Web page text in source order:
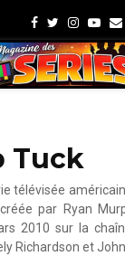
Facebook
Twitter
Tuck
télévisée
par Ryan
2010 sur la
Richardson et John